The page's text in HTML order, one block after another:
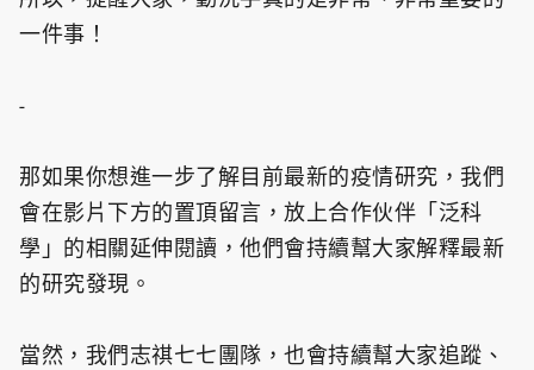
一件事！
-
那如果你想進一步了解目前最新的疫情研究，我們
會在影片下方的置頂留言，放上合作伙伴「泛科
學」的相關延伸閱讀，他們會持續幫大家解釋最新
的研究發現。
當然，我們志祺七七團隊，也會持續幫大家追蹤、